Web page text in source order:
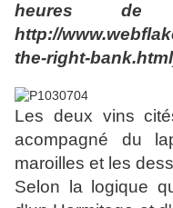
heures de
http://
the-right-
Les deux vins
acompagné du
maroilles et les
Selon la logique